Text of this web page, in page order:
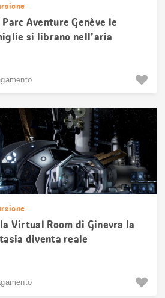
Parc Aventure Genève le
si librano nell'aria
Virtual Room di Ginevra la
diventa reale